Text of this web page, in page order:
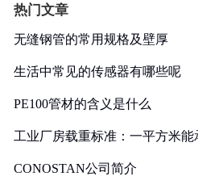
热门文章
无缝钢管的常用规格及壁厚
生活中常见的传感器有哪些呢
PE100管材的含义是什么
工业厂房载重标准：一平方米
CONOSTAN公司简介